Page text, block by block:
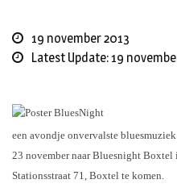
19 november 2013
Latest Update: 19
een avondje onvervalste
23 november naar Bluesnight Boxtel
Stationsstraat 71, Boxtel te komen.